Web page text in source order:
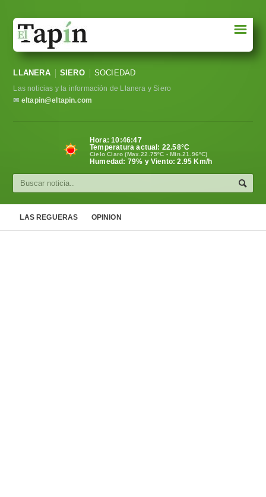
Sociedad
Política
Cultura
☰
LLANERA SIERO SOCIEDAD
Las noticias y la información de Llanera y Siero
✉ eltapin@eltapin.com
Hora:10:46:48
Temperatura actual: 22.58°C
Cielo Claro (Max.22.75ºC - Min.21.96ºC)
Humedad: 79% y Viento: 2.95 Km/h
LAS REGUERAS OPINION